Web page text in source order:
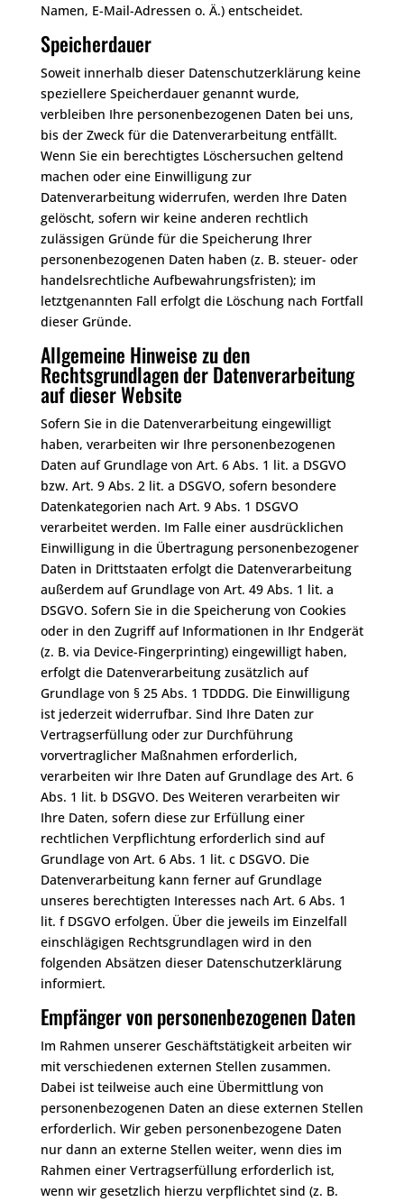
Namen, E-Mail-Adressen o. Ä.) entscheidet.
Speicherdauer
Soweit innerhalb dieser Datenschutzerklärung keine
speziellere Speicherdauer genannt wurde,
verbleiben Ihre personenbezogenen Daten bei uns,
bis der Zweck für die Datenverarbeitung entfällt.
Wenn Sie ein berechtigtes Löschersuchen geltend
machen oder eine Einwilligung zur
Datenverarbeitung widerrufen, werden Ihre Daten
gelöscht, sofern wir keine anderen rechtlich
zulässigen Gründe für die Speicherung Ihrer
personenbezogenen Daten haben (z. B. steuer- oder
handelsrechtliche Aufbewahrungsfristen); im
letztgenannten Fall erfolgt die Löschung nach Fortfall
dieser Gründe.
Allgemeine Hinweise zu den
Rechtsgrundlagen der Datenverarbeitung
auf dieser Website
Sofern Sie in die Datenverarbeitung eingewilligt
haben, verarbeiten wir Ihre personenbezogenen
Daten auf Grundlage von Art. 6 Abs. 1 lit. a DSGVO
bzw. Art. 9 Abs. 2 lit. a DSGVO, sofern besondere
Datenkategorien nach Art. 9 Abs. 1 DSGVO
verarbeitet werden. Im Falle einer ausdrücklichen
Einwilligung in die Übertragung personenbezogener
Daten in Drittstaaten erfolgt die Datenverarbeitung
außerdem auf Grundlage von Art. 49 Abs. 1 lit. a
DSGVO. Sofern Sie in die Speicherung von Cookies
oder in den Zugriff auf Informationen in Ihr Endgerät
(z. B. via Device-Fingerprinting) eingewilligt haben,
erfolgt die Datenverarbeitung zusätzlich auf
Grundlage von § 25 Abs. 1 TDDDG. Die Einwilligung
ist jederzeit widerrufbar. Sind Ihre Daten zur
Vertragserfüllung oder zur Durchführung
vorvertraglicher Maßnahmen erforderlich,
verarbeiten wir Ihre Daten auf Grundlage des Art. 6
Abs. 1 lit. b DSGVO. Des Weiteren verarbeiten wir
Ihre Daten, sofern diese zur Erfüllung einer
rechtlichen Verpflichtung erforderlich sind auf
Grundlage von Art. 6 Abs. 1 lit. c DSGVO. Die
Datenverarbeitung kann ferner auf Grundlage
unseres berechtigten Interesses nach Art. 6 Abs. 1
lit. f DSGVO erfolgen. Über die jeweils im Einzelfall
einschlägigen Rechtsgrundlagen wird in den
folgenden Absätzen dieser Datenschutzerklärung
informiert.
Empfänger von personenbezogenen Daten
Im Rahmen unserer Geschäftstätigkeit arbeiten wir
mit verschiedenen externen Stellen zusammen.
Dabei ist teilweise auch eine Übermittlung von
personenbezogenen Daten an diese externen Stellen
erforderlich. Wir geben personenbezogene Daten
nur dann an externe Stellen weiter, wenn dies im
Rahmen einer Vertragserfüllung erforderlich ist,
wenn wir gesetzlich hierzu verpflichtet sind (z. B.